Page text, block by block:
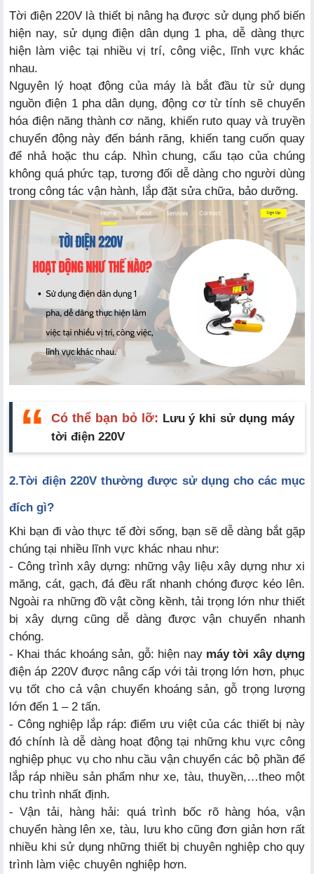
b. Nhược điểm
Tời điện 220V là thiết bị nâng hạ được sử dụng phổ biến
hiện nay, sử dụng điện dân dụng 1 pha, dễ dàng thực
hiện làm việc tại nhiều vị trí, công việc, lĩnh vực khác
nhau.
Nguyên lý hoạt động của máy là bắt đầu từ sử dụng
nguồn điện 1 pha dân dụng, động cơ từ tính sẽ chuyển
hóa điện năng thành cơ năng, khiến ruto quay và truyền
chuyển động này đến bánh răng, khiến tang cuốn quay
để nhả hoặc thu cáp. Nhìn chung, cấu tạo của chúng
không quá phức tạp, tương đối dễ dàng cho người dùng
trong công tác vận hành, lắp đặt sửa chữa, bảo dưỡng.
Có thể bạn bỏ lỡ: Lưu ý khi sử dụng máy
tời điện 220V
2.Tời điện 220V thường được sử dụng cho các mục
đích gì?
Khi bạn đi vào thực tế đời sống, bạn sẽ dễ dàng bắt gặp
chúng tại nhiều lĩnh vực khác nhau như:
- Công trình xây dựng: những vậy liệu xây dựng như xi
măng, cát, gạch, đá đều rất nhanh chóng được kéo lên.
Ngoài ra những đồ vật cồng kềnh, tải trọng lớn như thiết
bị xây dựng cũng dễ dàng được vận chuyển nhanh
chóng.
- Khai thác khoáng sản, gỗ: hiện nay máy tời xây dựng
điện áp 220V được nâng cấp với tải trọng lớn hơn, phục
vụ tốt cho cả vận chuyển khoáng sản, gỗ trọng lượng
lớn đến 1 – 2 tấn.
- Công nghiệp lắp ráp: điểm ưu việt của các thiết bị này
đó chính là dễ dàng hoạt động tại những khu vực công
nghiệp phục vụ cho nhu cầu vận chuyển các bộ phần để
lắp ráp nhiều sản phẩm như xe, tàu, thuyền,…theo một
chu trình nhất định.
- Vận tải, hàng hải: quá trình bốc rõ hàng hóa, vận
chuyển hàng lên xe, tàu, lưu kho cũng đơn giản hơn rất
nhiều khi sử dụng những thiết bị chuyên nghiệp cho quy
trình làm việc chuyên nghiệp hơn.